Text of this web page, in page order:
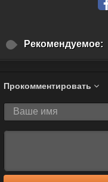
Рекомендуемое:
Прокомментировать